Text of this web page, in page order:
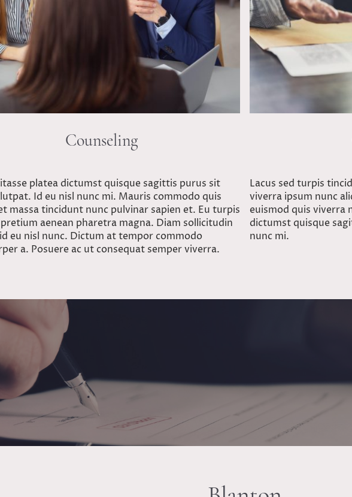
Counseling
platea dictumst quisque sagittis purus sit
Id eu nisl nunc mi. Mauris commodo quis
massa tincidunt nunc pulvinar sapien et. Eu turpis
aenean pharetra magna. Diam sollicitudin
eu nisl nunc. Dictum at tempor commodo
a. Posuere ac ut consequat semper viverra.
Lacus sed turpis
viverra ipsum nunc
euismod quis viverra
dictumst quisque
nunc mi.